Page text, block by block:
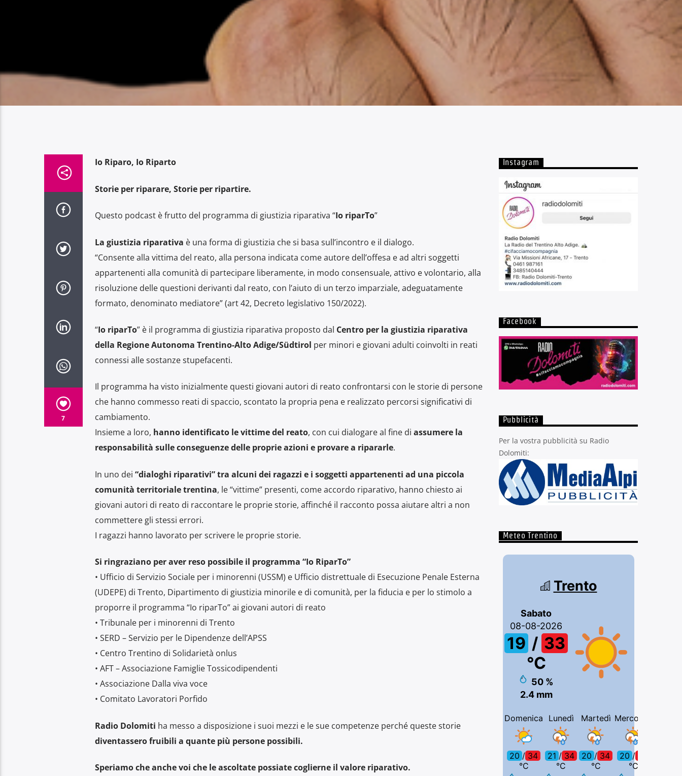
7
Io Riparo, Io Riparto
Storie per riparare, Storie per ripartire.
Questo podcast è frutto del programma di giustizia riparativa “Io riparTo”
La giustizia riparativa è una forma di giustizia che si basa sull’incontro e il dialogo.
“Consente alla vittima del reato, alla persona indicata come autore dell’offesa e ad altri soggetti
appartenenti alla comunità di partecipare liberamente, in modo consensuale, attivo e volontario, alla
risoluzione delle questioni derivanti dal reato, con l’aiuto di un terzo imparziale, adeguatamente
formato, denominato mediatore” (art 42, Decreto legislativo 150/2022).
“Io riparTo” è il programma di giustizia riparativa proposto dal Centro per la giustizia riparativa
della Regione Autonoma Trentino-Alto Adige/Südtirol per minori e giovani adulti coinvolti in reati
connessi alle sostanze stupefacenti.
Il programma ha visto inizialmente questi giovani autori di reato confrontarsi con le storie di persone
che hanno commesso reati di spaccio, scontato la propria pena e realizzato percorsi significativi di
cambiamento.
Insieme a loro, hanno identificato le vittime del reato, con cui dialogare al fine di assumere la
responsabilità sulle conseguenze delle proprie azioni e provare a ripararle.
In uno dei “dialoghi riparativi” tra alcuni dei ragazzi e i soggetti appartenenti ad una piccola
comunità territoriale trentina, le “vittime” presenti, come accordo riparativo, hanno chiesto ai
giovani autori di reato di raccontare le proprie storie, affinché il racconto possa aiutare altri a non
commettere gli stessi errori.
I ragazzi hanno lavorato per scrivere le proprie storie.
Si ringraziano per aver reso possibile il programma “Io RiparTo”
• Ufficio di Servizio Sociale per i minorenni (USSM) e Ufficio distrettuale di Esecuzione Penale Esterna
(UDEPE) di Trento, Dipartimento di giustizia minorile e di comunità, per la fiducia e per lo stimolo a
proporre il programma “Io riparTo” ai giovani autori di reato
• Tribunale per i minorenni di Trento
• SERD – Servizio per le Dipendenze dell’APSS
• Centro Trentino di Solidarietà onlus
• AFT – Associazione Famiglie Tossicodipendenti
• Associazione Dalla viva voce
• Comitato Lavoratori Porfido
Radio Dolomiti ha messo a disposizione i suoi mezzi e le sue competenze perché queste storie
diventassero fruibili a quante più persone possibili.
Speriamo che anche voi che le ascoltate possiate coglierne il valore riparativo.
Instagram
Facebook
Pubblicità
Per la vostra pubblicità su Radio
Dolomiti:
Meteo Trentino